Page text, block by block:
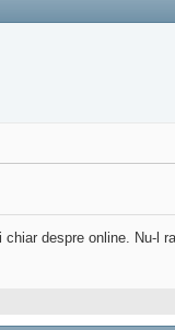
chiar despre online. Nu-l